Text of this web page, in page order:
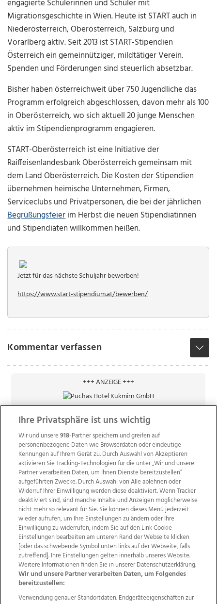
engagierte Schülerinnen und Schüler mit
Migrationsgeschichte in Wien. Heute ist START auch in
Niederösterreich, Oberösterreich, Salzburg und
Vorarlberg aktiv. Seit 2013 ist START-Stipendien
Österreich ein gemeinnütziger, mildtätiger Verein.
Spenden und Förderungen sind steuerlich absetzbar.
Bisher haben österreichweit über 750 Jugendliche das
Programm erfolgreich abgeschlossen, davon mehr als 100
in Oberösterreich, wo sich aktuell 20 junge Menschen
aktiv im Stipendienprogramm engagieren.
START-Oberösterreich ist eine Initiative der
Raiffeisenlandesbank Oberösterreich gemeinsam mit
dem Land Oberösterreich. Die Kosten der Stipendien
übernehmen heimische Unternehmen, Firmen,
Serviceclubs und Privatpersonen, die bei der jährlichen
Begrüßungsfeierim Herbst die neuen Stipendiatinnen
und Stipendiaten willkommen heißen.
Jetzt für das nächste Schuljahr bewerben!
https://www.start-stipendium.at/bewerben/
Kommentar verfassen
+++ ANZEIGE +++
Wir über uns Mediadaten Kontakt
Jobs
Datenschutz
Impressum
AGB Anzeigekunden
AGB Website
Ehrenkodex Politische Werbung
Ihre Privatsphäre ist uns wichtig
Wir und unsere918-Partner speichern und greifen auf
personenbezogene Daten wie Browserdaten oder eindeutige
Kennungen auf Ihrem Gerät zu. Durch Auswahl von Akzeptieren
aktivieren Sie Tracking-Technologien für die unter „Wir und unsere
Partner verarbeiten Daten, um Ihnen Dienste bereitzustellen“
aufgeführten Zwecke. Durch Auswahl von Alle ablehnen oder
Widerruf Ihrer Einwilligung werden diese deaktiviert. Wenn Tracker
deaktiviert sind, sind manche Inhalte und Anzeigen möglicherweise
nicht mehr so relevant für Sie. Sie können dieses Menü jederzeit
wieder aufrufen, um Ihre Einstellungen zu ändern oder Ihre
Einwilligung zu widerrufen, indem Sie auf den Link Cookie
Einstellungen bearbeiten am unteren Rand der Webseite klicken
[oder das schwebende Symbol unten links auf der Webseite, falls
zutreffend]. Ihre Einstellungen gelten innerhalb unseres Website.
Weitere Informationen finden Sie in unserer Datenschutzerklärung.
Wir und unsere Partner verarbeiten Daten, um Folgendes
bereitzustellen:
Verwendung genauer Standortdaten. Endgeräteeigenschaften zur